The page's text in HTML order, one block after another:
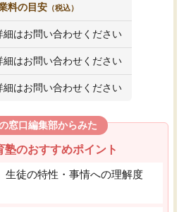
料の目安 （税込）
細はお問い合わせください
細はお問い合わせください
細はお問い合わせください
窓口編集部からみた
塾のおすすめポイント
生徒の特性・事情への理解度